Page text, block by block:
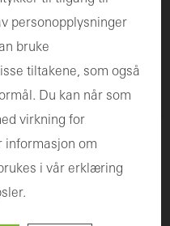
personopplysninger
bruke
tiltakene, som også
Du kan når som
virkning for
informasjon om
i vår erklæring